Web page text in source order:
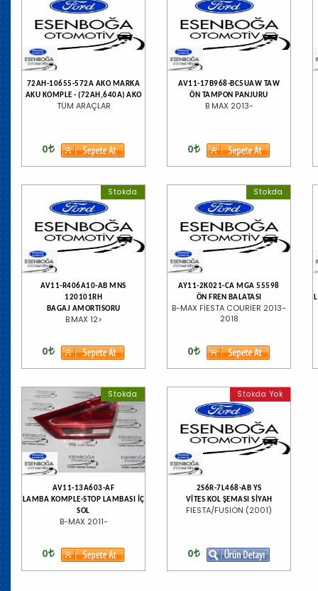
72AH-10655-572A AKO MARKA
AKU KOMPLE - (72AH,640A) AKO
TÜM ARAÇLAR
0
AV11-17B968-BC5UAW TAW
ÖN TAMPON PANJURU
B MAX 2013-
0
Stokda
AV11-R406A10-AB MNS
120101RH
BAGAJ AMORTISORU
B.MAX 12>
0
Stokda
AY11-2K021-CA MGA 55598
ÖN FREN BALATASI
B-MAX FİESTA COURİER 2013-
2018
0
Stokda
AV11-13A603-AF
LAMBA KOMPLE-STOP LAMBASI İÇ
SOL
B-MAX 2011-
0
Stokda Yok
2S6R-7L468-AB YS
VİTES KOL ŞEMASI SİYAH
FIESTA/FUSION (2001)
0